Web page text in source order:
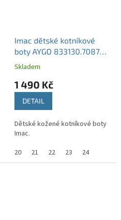
Imac dětské kotníkové
boty AYGO 833130.7087
Grigio/Rosa
Skladem
1 490 Kč
DETAIL
Dětské kožené kotníkové boty
Imac.
20
21 22 23 24